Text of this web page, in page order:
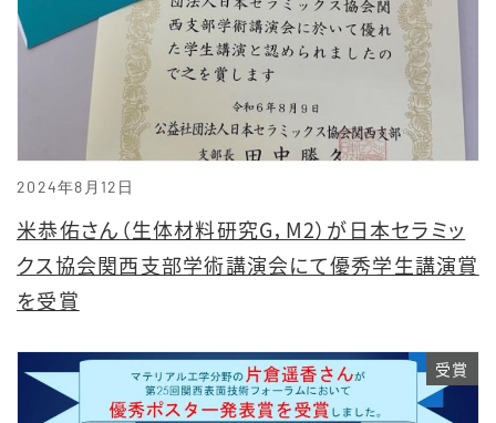
2024年8月12日
米恭佑さん（生体材料研究G，M2）が日本セラミッ
クス協会関西支部学術講演会にて優秀学生講演賞
を受賞
受賞